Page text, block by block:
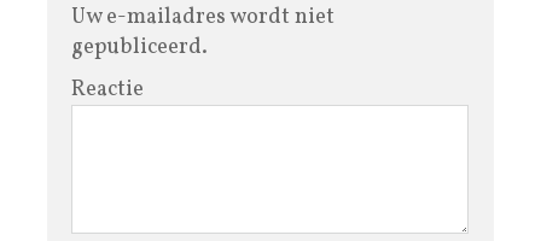
Uw e-mailadres wordt niet
gepubliceerd.
Reactie